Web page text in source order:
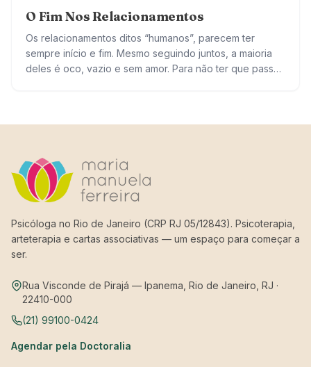
O Fim Nos Relacionamentos
Os relacionamentos ditos “humanos”, parecem ter
sempre início e fim. Mesmo seguindo juntos, a maioria
deles é oco, vazio e sem amor. Para não ter que passar
Psicóloga no Rio de Janeiro (CRP RJ 05/12843). Psicoterapia,
arteterapia e cartas associativas — um espaço para começar a
ser.
Rua Visconde de Pirajá — Ipanema, Rio de Janeiro, RJ ·
22410-000
(21) 99100-0424
Agendar pela Doctoralia